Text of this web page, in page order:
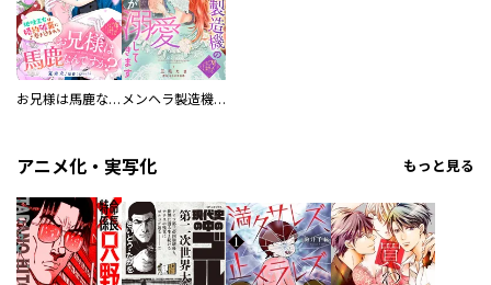
お兄様は馬鹿なんですか？～地味王女は婚約破棄に巻き込まれる～ メンヘラ製造機の公爵令息（過保護）が溺愛してきます
アニメ化・実写化 もっと見る